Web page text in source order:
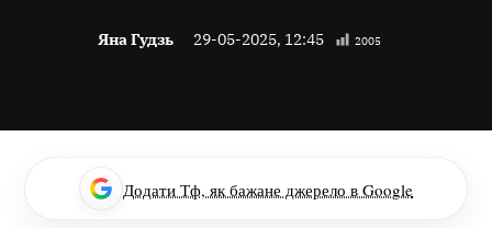
Яна Гудзь 29-05-2025, 12:45 2005
Додати Тф, як бажане джерело в Google